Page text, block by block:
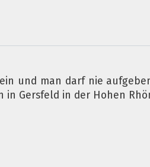
und man darf nie
Gersfeld in der Hohen